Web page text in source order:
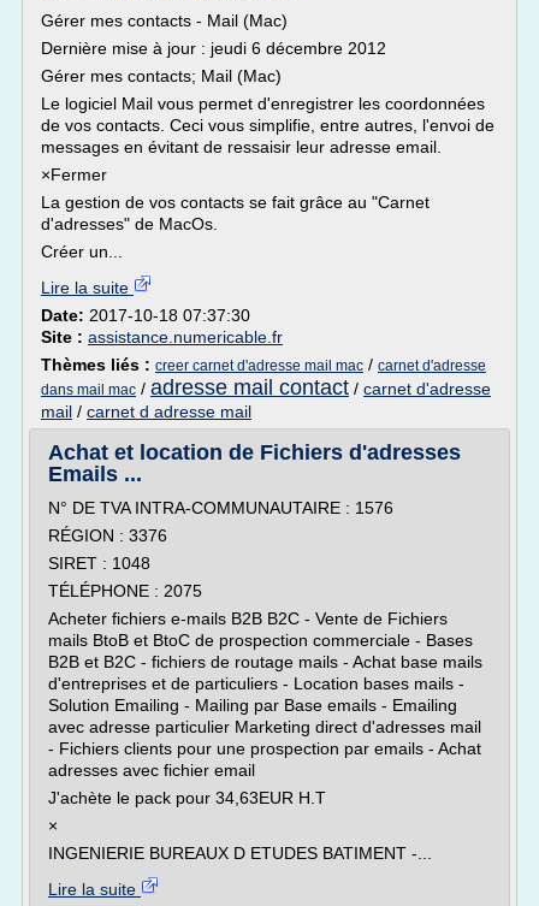
Gérer mes contacts - Mail (Mac)
Dernière mise à jour : jeudi 6 décembre 2012
Gérer mes contacts; Mail (Mac)
Le logiciel Mail vous permet d'enregistrer les coordonnées
de vos contacts. Ceci vous simplifie, entre autres, l'envoi de
messages en évitant de ressaisir leur adresse email.
×Fermer
La gestion de vos contacts se fait grâce au "Carnet
d'adresses" de MacOs.
Créer un...
Lire la suite
Date: 2017-10-18 07:37:30
Site : assistance.numericable.fr
Thèmes liés : creer carnet d'adresse mail mac / carnet d'adresse
dans mail mac / adresse mail contact / carnet d'adresse
mail / carnet d adresse mail
Achat et location de Fichiers d'adresses
Emails ...
N° DE TVA INTRA-COMMUNAUTAIRE : 1576
RÉGION : 3376
SIRET : 1048
TÉLÉPHONE : 2075
Acheter fichiers e-mails B2B B2C - Vente de Fichiers
mails BtoB et BtoC de prospection commerciale - Bases
B2B et B2C - fichiers de routage mails - Achat base mails
d'entreprises et de particuliers - Location bases mails -
Solution Emailing - Mailing par Base emails - Emailing
avec adresse particulier Marketing direct d'adresses mail
- Fichiers clients pour une prospection par emails - Achat
adresses avec fichier email
J'achète le pack pour 34,63EUR H.T
×
INGENIERIE BUREAUX D ETUDES BATIMENT -...
Lire la suite